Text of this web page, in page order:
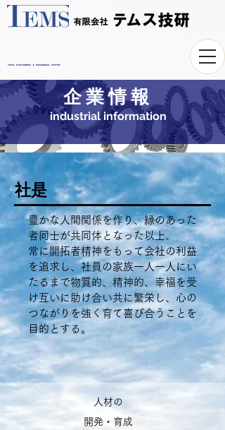
TOTAL ELECTRONICS ＆ MECHANICAL SYSTEM
企 業 情 報
industrial information
​社是
豊かな人間関係を作り、縁のあった
者同士が共同体となった以上、
常に開拓者精神をもって会社の利益
を追求し、​社員の家族一人一人にい
たるまで物質的、精神的、幸福を受
け互いに助け合い共に繁栄し、心の
つながりを強く育て喜び合うことを
目的とする。
人材の
開発・育成